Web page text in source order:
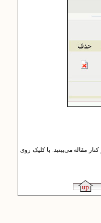
مقاله می‌بینید. با کلیک روی